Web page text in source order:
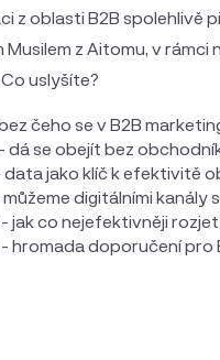
z oblasti B2B spolehlivě
Musilem z Aitomu, v
uslyšíte?
čeho se v B2B
dá se obejít bez
data jako klíč k efektivitě
můžeme digitálními
jak co nejefektivněji
hromada doporučení pro